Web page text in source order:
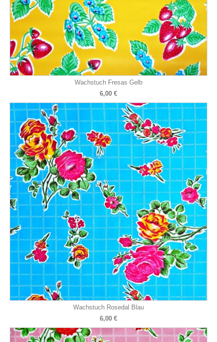
Wachstuch Fresas Gelb
6,00 €
Wachstuch Rosedal Blau
6,00 €